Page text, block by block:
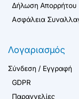
Δήλωση Απορρήτου
Ασφάλεια
Λογαριασμός
Σύνδεση / Εγγραφή
GDPR
Παραγγελίες